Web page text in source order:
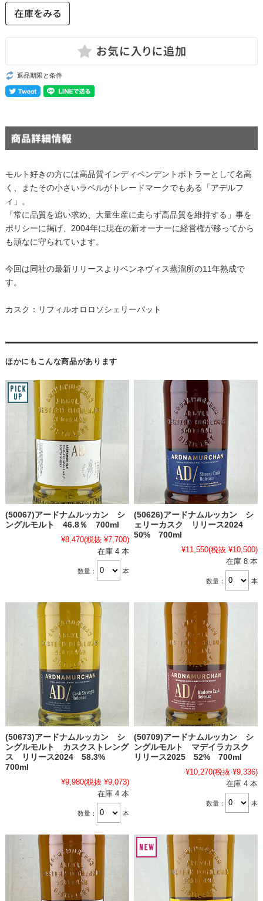
返品期限と条件
モルト好きの方には高品質インディペンデントボトラーとして名高
く、またその小さいラベルがトレードマークでもある「アデルフ
ィ」。
「常に品質を追い求め、大量生産に走らず高品質を維持する」事を
ポリシーに掲げ、2004年に現在の新オーナーに経営権が移ってから
も頑なに守られています。
今回は同社の最新リリースよりベンネヴィス蒸溜所の11年熟成で
す。
カスク：リフィルオロロソシェリーバット
ほかにもこんな商品があります
(50067)アードナムルッカン シ
ングルモルト 46.8％ 700ml
¥8,470(税抜 ¥7,700)
在庫 4 本
数量： 本
(50626)アードナムルッカン シ
ェリーカスク リリース2024
50% 700ml
¥11,550(税抜 ¥10,500)
在庫 8 本
数量： 本
(50673)アードナムルッカン シ
ングルモルト カスクストレング
ス リリース2024 58.3%
700ml
¥9,980(税抜 ¥9,073)
在庫 4 本
数量： 本
(50709)アードナムルッカン シ
ングルモルト マデイラカスク
リリース2025 52% 700ml
¥10,270(税抜 ¥9,336)
在庫 4 本
数量： 本